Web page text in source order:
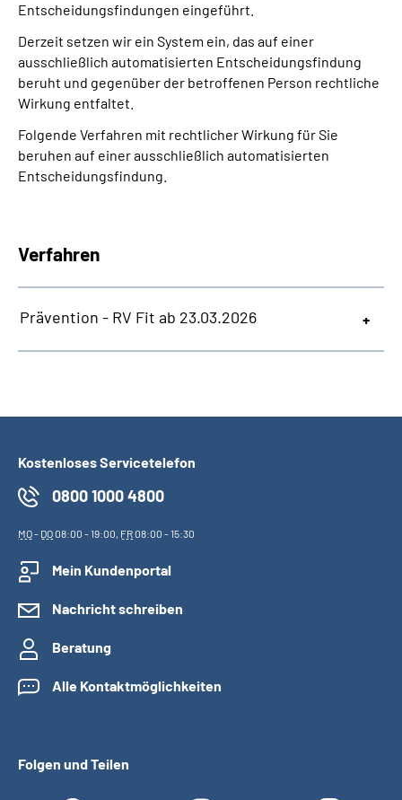
Entscheidungsfindungen eingeführt.
Derzeit setzen wir ein System ein, das auf einer
ausschließlich automatisierten Entscheidungs­findung
beruht und gegenüber der betroffenen Person rechtliche
Wirkung entfaltet.
Folgende Verfahren mit rechtlicher Wirkung für Sie
beruhen auf einer ausschließlich automatisierten
Entscheidungs­findung.
Verfahren
Prävention - RV Fit ab 23.03.2026
Kostenloses Servicetelefon
0800 1000 4800
MO- DO08:00 - 19:00, FR08:00 - 15:30
Mein Kundenportal
Nachricht schreiben
Beratung
Alle Kontaktmöglichkeiten
Folgen und Teilen